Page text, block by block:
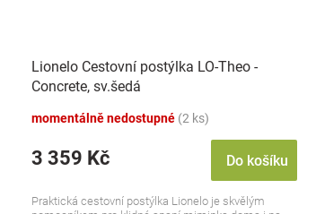
Lionelo Cestovní postýlka LO-Theo -
Concrete, sv.šedá
momentálně nedostupné (2 ks)
3 359 Kč Do košíku
Praktická cestovní postýlka Lionelo je skvělým